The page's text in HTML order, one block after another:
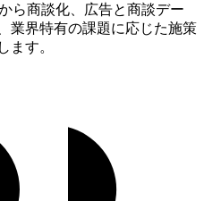
ら商談化、広告と商談デー
業界特有の課題に応じた施策
ます。